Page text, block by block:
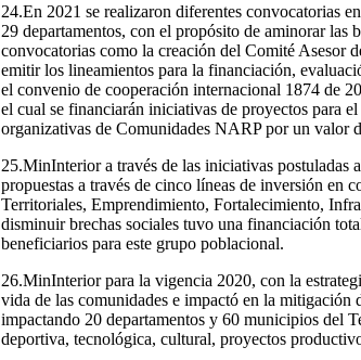
24.En 2021 se realizaron diferentes convocatorias
29 departamentos, con el propósito de aminorar las
convocatorias como la creación del Comité Asesor
emitir los lineamientos para la financiación,
el convenio de cooperación internacional 1874 de
el cual se financiarán iniciativas de proyectos para
organizativas de Comunidades NARP por un valor
25.MinInterior a través de las iniciativas postuladas
propuestas a través de cinco líneas de inversión en
Territoriales, Emprendimiento, Fortalecimiento,
disminuir brechas sociales tuvo una financiación
beneficiarios para este grupo poblacional.
26.MinInterior para la vigencia 2020, con la
vida de las comunidades e impactó en la
impactando 20 departamentos y 60 municipios del
deportiva, tecnológica, cultural, proyectos